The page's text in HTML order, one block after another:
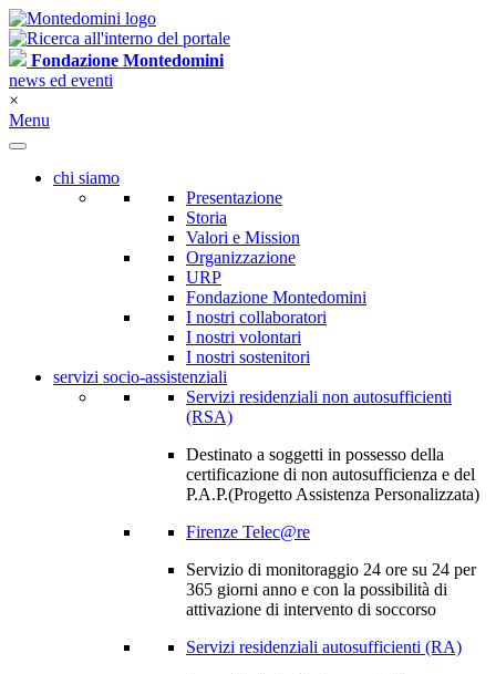
Fondazione Montedomini
news ed eventi
×
Menu
chi siamo
Presentazione
Storia
Valori e Mission
Organizzazione
URP
Fondazione Montedomini
I nostri collaboratori
I nostri volontari
I nostri sostenitori
servizi socio-assistenziali
Servizi residenziali non autosufficienti
(RSA)
Destinato a soggetti in possesso della
certificazione di non autosufficienza e del
P.A.P.(Progetto Assistenza Personalizzata)
Firenze Telec@re
Servizio di monitoraggio 24 ore su 24 per
365 giorni anno e con la possibilità di
attivazione di intervento di soccorso
Servizi residenziali autosufficienti (RA)